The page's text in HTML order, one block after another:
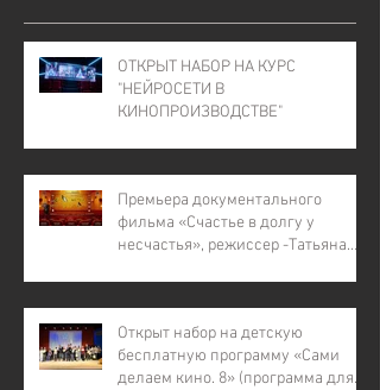
ОТКРЫТ НАБОР НА КУРС
"НЕЙРОСЕТИ В
КИНОПРОИЗВОДСТВЕ"
Премьера документального
фильма «Счастье в долгу у
несчастья», режиссер -Татьяна
Открыт набор на детскую
бесплатную программу «Сами
делаем кино. 8» (программа для